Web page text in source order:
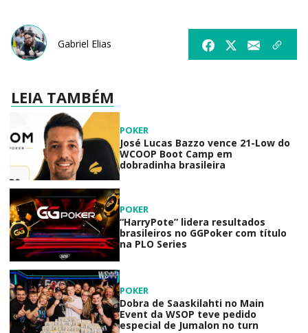
Gabriel Elias
LEIA TAMBÉM
POKER
José Lucas Bazzo vence 21-Low do
WCOOP Boot Camp em
dobradinha brasileira
POKER
“HarryPote” lidera resultados
brasileiros no GGPoker com título
na PLO Series
POKER
Dobra de Saaskilahti no Main
Event da WSOP teve pedido
especial de Jumalon no turn